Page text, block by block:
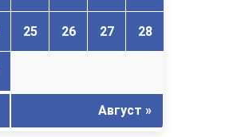
25 26 27 28
Август »